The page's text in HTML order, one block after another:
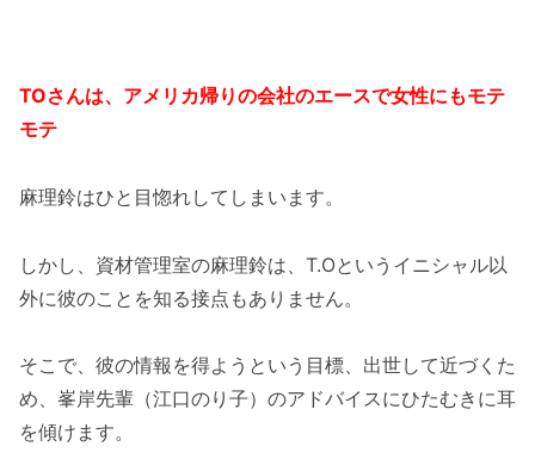
TOさんは、アメリカ帰りの会社のエースで女性にもモテ
モテ
麻理鈴はひと目惚れしてしまいます。
しかし、資材管理室の麻理鈴は、T.Oというイニシャル以
外に彼のことを知る接点もありません。
そこで、彼の情報を得ようという目標、出世して近づくた
め、峯岸先輩（江口のり子）のアドバイスにひたむきに耳
を傾けます。